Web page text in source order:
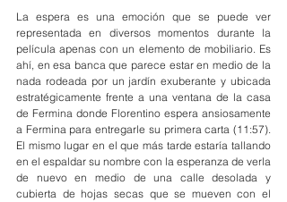
La espera es una emoción que se puede ver
representada en diversos momentos durante la
película apenas con un elemento de mobiliario. Es
ahí, en esa banca que parece estar en medio de la
nada rodeada por un jardín exuberante y ubicada
estratégicamente frente a una ventana de la casa
de Fermina donde Florentino espera ansiosamente
a Fermina para entregarle su primera carta (11:57).
El mismo lugar en el que más tarde estaría tallando
en el espaldar su nombre con la esperanza de verla
de nuevo en medio de una calle desolada y
cubierta de hojas secas que se mueven con el